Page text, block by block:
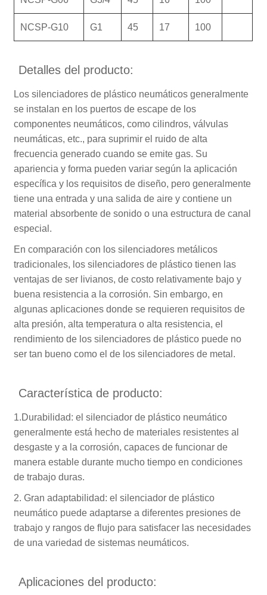
NCSP-G10 G1 45 17 100
Detalles del producto:
Los silenciadores de plástico neumáticos generalmente
se instalan en los puertos de escape de los
componentes neumáticos, como cilindros, válvulas
neumáticas, etc., para suprimir el ruido de alta
frecuencia generado cuando se emite gas. Su
apariencia y forma pueden variar según la aplicación
específica y los requisitos de diseño, pero generalmente
tiene una entrada y una salida de aire y contiene un
material absorbente de sonido o una estructura de canal
especial.
En comparación con los silenciadores metálicos
tradicionales, los silenciadores de plástico tienen las
ventajas de ser livianos, de costo relativamente bajo y
buena resistencia a la corrosión. Sin embargo, en
algunas aplicaciones donde se requieren requisitos de
alta presión, alta temperatura o alta resistencia, el
rendimiento de los silenciadores de plástico puede no
ser tan bueno como el de los silenciadores de metal.
Característica de producto:
1.Durabilidad: el silenciador de plástico neumático
generalmente está hecho de materiales resistentes al
desgaste y a la corrosión, capaces de funcionar de
manera estable durante mucho tiempo en condiciones
de trabajo duras.
2. Gran adaptabilidad: el silenciador de plástico
neumático puede adaptarse a diferentes presiones de
trabajo y rangos de flujo para satisfacer las necesidades
de una variedad de sistemas neumáticos.
Aplicaciones del producto: